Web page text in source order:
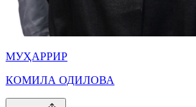
МУҲАРРИР
КОМИЛА ОДИЛОВА